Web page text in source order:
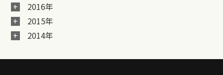
2016年
2015年
2014年